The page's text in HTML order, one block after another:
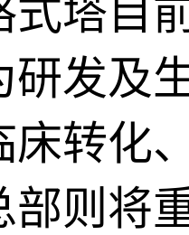
式塔目
研发及
床转化
部则将